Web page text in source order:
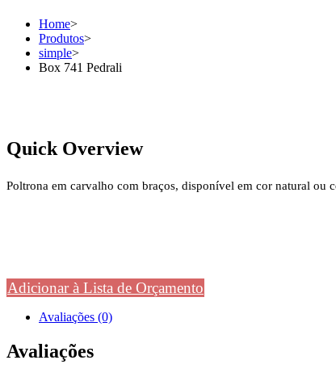
Home>
Produtos>
simple>
Box 741 Pedrali
Quick Overview
Poltrona em carvalho com braços, disponível em cor natural ou
Adicionar à Lista de Orçamento
Avaliações (0)
Avaliações